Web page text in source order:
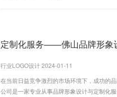
定制化服务——佛山品牌形象
行业LOGO设计 2024-01-11
在当前日益竞争激烈的市场环境下，成功的
公司是一家专业从事品牌形象设计与定制化